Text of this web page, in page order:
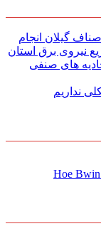
گیلان انجام
نیروی برق استان
های صنفی
نداریم
Hoe Bwin